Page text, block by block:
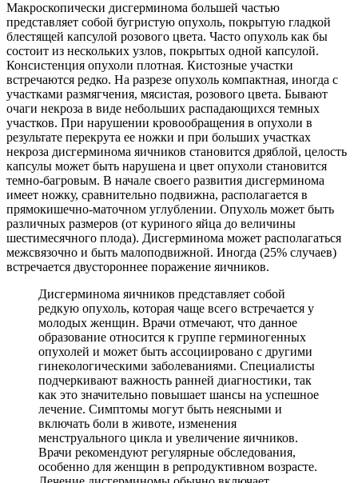
Макроскопически дисгерминома большей частью
представляет собой бугристую опухоль, покрытую гладкой
блестящей капсулой розового цвета. Часто опухоль как бы
состоит из нескольких узлов, покрытых одной капсулой.
Консистенция опухоли плотная. Кистозные участки
встречаются редко. На разрезе опухоль компактная, иногда с
участками размягчения, мясистая, розового цвета. Бывают
очаги некроза в виде небольших распадающихся темных
участков. При нарушении кровообращения в опухоли в
результате перекрута ее ножки и при больших участках
некроза дисгерминома яичников становится дряблой, целость
капсулы может быть нарушена и цвет опухоли становится
темно-багровым. В начале своего развития дисгерминома
имеет ножку, сравнительно подвижна, располагается в
прямокишечно-маточном углублении. Опухоль может быть
различных размеров (от куриного яйца до величины
шестимесячного плода). Дисгерминома может располагаться
межсвязочно и быть малоподвижной. Иногда (25% случаев)
встречается двустороннее поражение яичников.
Дисгерминома яичников представляет собой
редкую опухоль, которая чаще всего встречается у
молодых женщин. Врачи отмечают, что данное
образование относится к группе герминогенных
опухолей и может быть ассоциировано с другими
гинекологическими заболеваниями. Специалисты
подчеркивают важность ранней диагностики, так
как это значительно повышает шансы на успешное
лечение. Симптомы могут быть неясными и
включать боли в животе, изменения
менструального цикла и увеличение яичников.
Врачи рекомендуют регулярные обследования,
особенно для женщин в репродуктивном возрасте.